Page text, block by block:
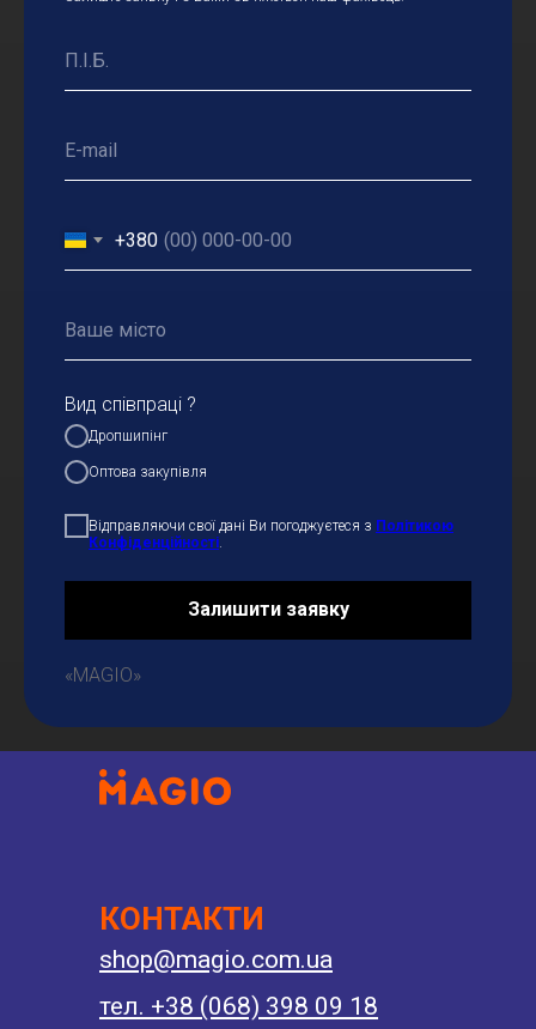
+380
Вид співпраці ?
Дропшипінг
Оптова закупівля
Відправляючи свої дані Ви погоджуєтеся з Політикою
Конфіденційності
Залишити заявку
«MAGIO»
shop@magio.com.ua
КОНТАКТИ
тел. +38 (068) 398 09 18